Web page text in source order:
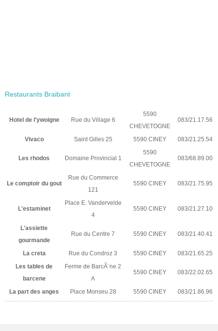
Restaurants Braibant
Hotel de l'ywoigne Rue du Village 6
5590
CHEVETOGNE
083/21.17.56
Vivaco Saint Gilles 25 5590 CINEY 083/21.25.54
Les rhodos Domaine Provincial 1
5590
CHEVETOGNE
083/68.89.00
Le comptoir du gout
Rue du Commerce
121
5590 CINEY 083/21.75.95
L'estaminet
Place E. Vandervelde
4
5590 CINEY 083/21.27.10
L'assiette
gourmande
Rue du Centre 7 5590 CINEY 083/21.40.41
La creta Rue du Condroz 3 5590 CINEY
083/21.65.25
Les tables de
barcene
Ferme de BarcÃ¨ne 2
A
5590 CINEY 083/22.02.65
La part des anges Place Monseu 28 5590 CINEY 083/21.86.96